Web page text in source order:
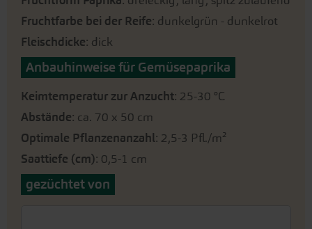
Fruchtfarbe bei der Reife: dunkelgrün - dunkelrot
Fleischdicke: dick
Anbauhinweise für Gemüsepaprika
Keimtemperatur zur Anzucht: 25-30 °C
Abstände: ca. 70 x 50 cm
Optimale Pflanzenanzahl: 2,5-3 Pfl./m²
Saattiefe (cm): 0,5-1 cm
gezüchtet von